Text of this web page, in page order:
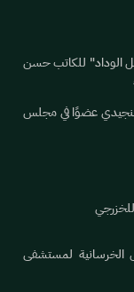
الوداد" للكاتب حسن
عضوًا في مجلس
الخرسانية لمستشفى